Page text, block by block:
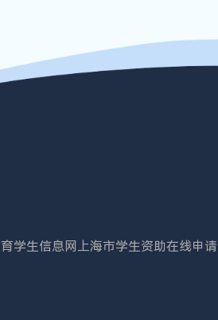
学生信息网 上海市学生资助在线申请